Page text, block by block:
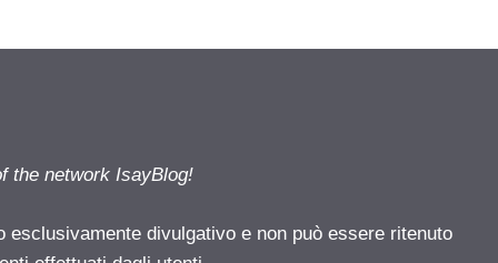
the network IsayBlog!
esclusivamente divulgativo e non può essere ritenuto